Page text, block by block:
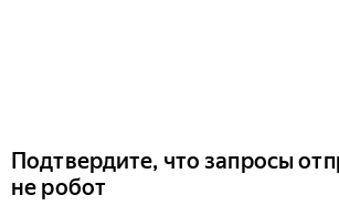
Подтвердите, что запросы
не робот